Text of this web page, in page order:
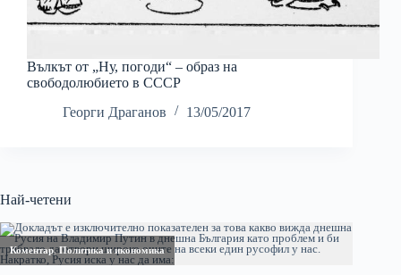
Вълкът от „Ну, погоди“ – образ на
свободолюбието в СССР
Георги Драганов
13/05/2017
Най-четени